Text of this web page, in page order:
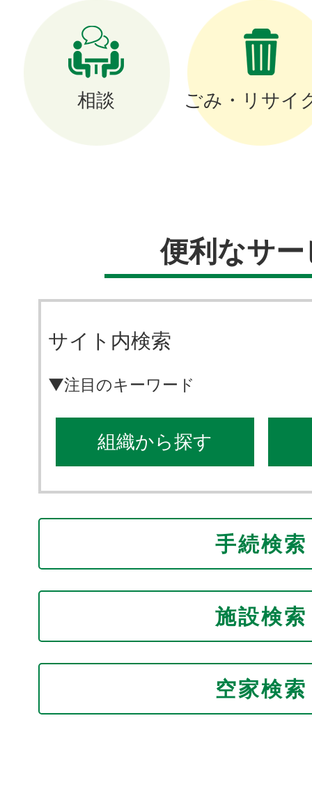
相談 ごみ・リサイ
便利なサ
サイト内検索
▼注目のキーワード
組織から探す
手続検索
施設検索
空家検索